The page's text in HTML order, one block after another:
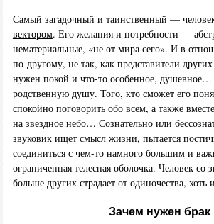
Самый загадочный и таинственный —
вектором. Его желания и потребности —
нематериальные, «не от мира сего». И в
по-другому, не так, как представители
нужен покой и что-то особенное,
родственную душу. Того, кто сможет его
спокойно поговорить обо всем, а также
на звездное небо… Сознательно или
звуковик ищет смысл жизни, пытается
соединиться с чем-то намного большим и
ограниченная телесная оболочка. Человек со
больше других страдает от одиночества, хоть
Зачем нужен брак